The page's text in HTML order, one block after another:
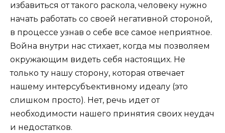
избавиться от такого раскола, человеку нужно
начать работать со своей негативной стороной,
в процессе узнав о себе все самое неприятное.
Война внутри нас стихает, когда мы позволяем
окружающим видеть себя настоящих. Не
только ту нашу сторону, которая отвечает
нашему интерсубъективному идеалу (это
слишком просто). Нет, речь идет от
необходимости нашего принятия своих неудач
и недостатков.